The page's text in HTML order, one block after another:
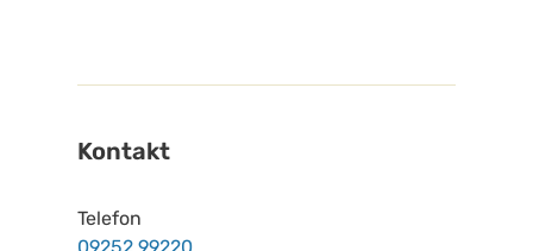
Kontakt
Telefon